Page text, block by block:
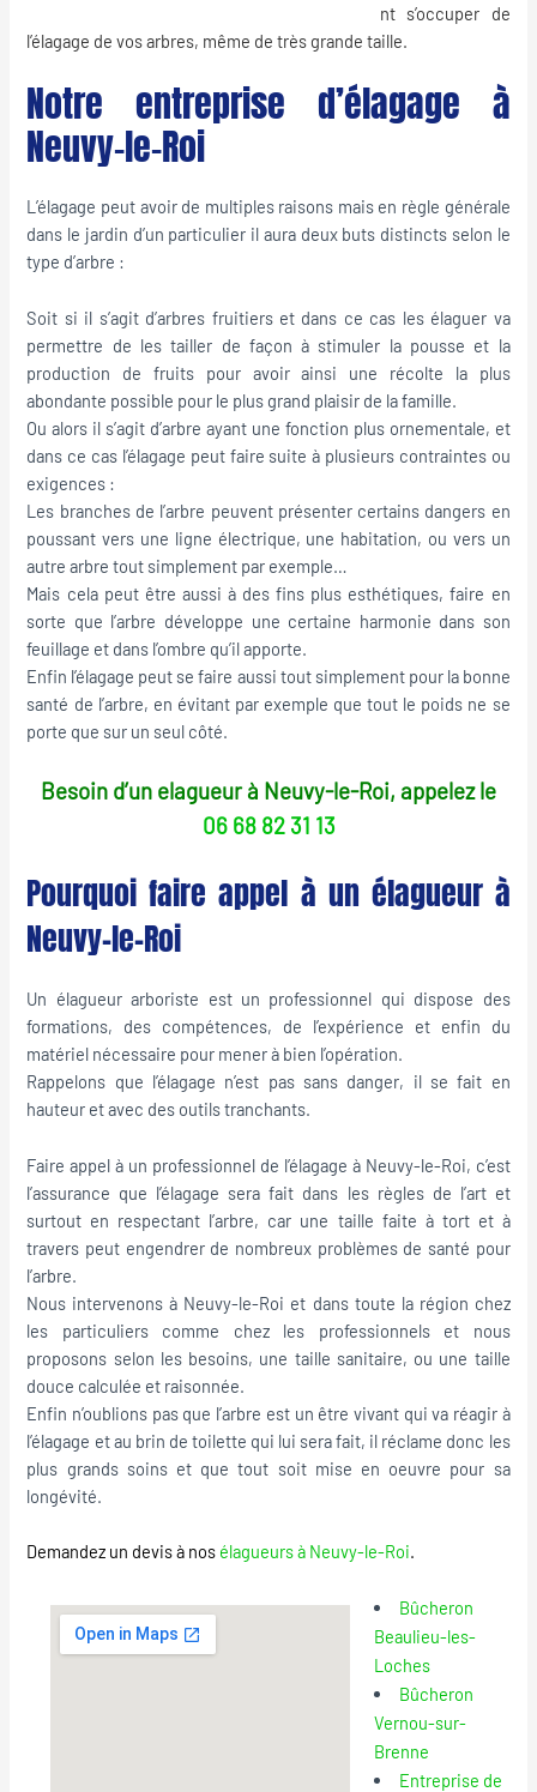
nt s’occuper de
l’élagage de vos arbres, même de très grande taille.
Notre entreprise d’élagage à
Neuvy-le-Roi
L’élagage peut avoir de multiples raisons mais en règle générale
dans le jardin d’un particulier il aura deux buts distincts selon le
type d’arbre :
Soit si il s’agit d’arbres fruitiers et dans ce cas les élaguer va
permettre de les tailler de façon à stimuler la pousse et la
production de fruits pour avoir ainsi une récolte la plus
abondante possible pour le plus grand plaisir de la famille.
Ou alors il s’agit d’arbre ayant une fonction plus ornementale, et
dans ce cas l’élagage peut faire suite à plusieurs contraintes ou
exigences :
Les branches de l’arbre peuvent présenter certains dangers en
poussant vers une ligne électrique, une habitation, ou vers un
autre arbre tout simplement par exemple…
Mais cela peut être aussi à des fins plus esthétiques, faire en
sorte que l’arbre développe une certaine harmonie dans son
feuillage et dans l’ombre qu’il apporte.
Enfin l’élagage peut se faire aussi tout simplement pour la bonne
santé de l’arbre, en évitant par exemple que tout le poids ne se
porte que sur un seul côté.
Besoin d’un elagueur à Neuvy-le-Roi, appelez le
06 68 82 31 13
Pourquoi faire appel à un élagueur à
Neuvy-le-Roi
Un élagueur arboriste est un professionnel qui dispose des
formations, des compétences, de l’expérience et enfin du
matériel nécessaire pour mener à bien l’opération.
Rappelons que l’élagage n’est pas sans danger, il se fait en
hauteur et avec des outils tranchants.
Faire appel à un professionnel de l’élagage à Neuvy-le-Roi, c’est
l’assurance que l’élagage sera fait dans les règles de l’art et
surtout en respectant l’arbre, car une taille faite à tort et à
travers peut engendrer de nombreux problèmes de santé pour
l’arbre.
Nous intervenons à Neuvy-le-Roi et dans toute la région chez
les particuliers comme chez les professionnels et nous
proposons selon les besoins, une taille sanitaire, ou une taille
douce calculée et raisonnée.
Enfin n’oublions pas que l’arbre est un être vivant qui va réagir à
l’élagage et au brin de toilette qui lui sera fait, il réclame donc les
plus grands soins et que tout soit mise en oeuvre pour sa
longévité.
Demandez un devis à nos élagueurs à Neuvy-le-Roi.
Bûcheron
Beaulieu-les-
Loches
Bûcheron
Vernou-sur-
Brenne
Entreprise de